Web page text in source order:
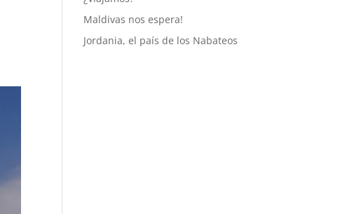
Maldivas nos espera!
Jordania, el país de los Nabateos